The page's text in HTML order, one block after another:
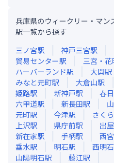
兵庫県のウィークリー・マン
駅一覧から探す
三ノ宮駅 神戸三宮駅
貿易センター駅 三宮・
ハーバーランド駅 大開駅
みなと元町駅 大倉山駅
姫路駅 新神戸駅 春
六甲道駅 新長田駅
元町駅 今津駅 さく
上沢駅 県庁前駅 出
新在家駅 手柄駅 西
垂水駅 明石駅 西明石
山陽明石駅 藤江駅